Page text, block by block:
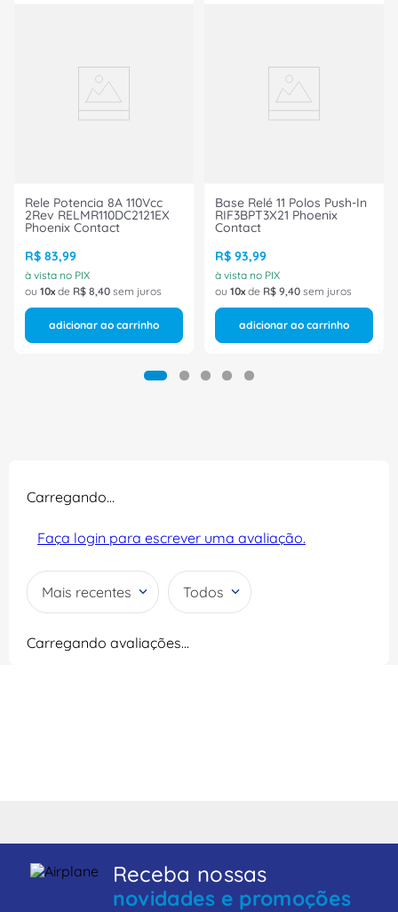
Rele Potencia 8A 110Vcc
2Rev RELMR110DC2121EX
Phoenix Contact
R$ 83,99
à vista no PIX
ou 10 de R$ 8,40 sem juros
adicionar ao carrinho
Base Relé 11 Polos Push-In
RIF3BPT3X21 Phoenix
Contact
R$ 93,99
à vista no PIX
ou 10 de R$ 9,40 sem juros
adicionar ao carrinho
Carregando…
Faça login para escrever uma avaliação.
Mais recentes Todos
Carregando avaliações…
Receba nossas
novidades e promoções